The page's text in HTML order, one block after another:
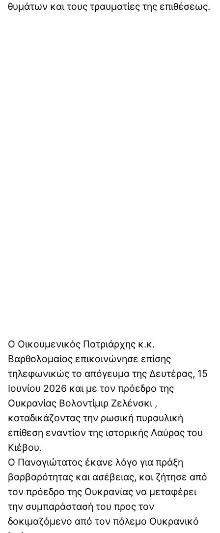
θυμάτων και τους τραυματίες της επιθέσεως.
Ο Οικουμενικός Πατριάρχης κ.κ.
Βαρθολομαίος επικοινώνησε επίσης
τηλεφωνικώς το απόγευμα της Δευτέρας, 15
Ιουνίου 2026 και με τον πρόεδρο της
Ουκρανίας Βολοντίμιρ Ζελένσκι ,
καταδικάζοντας την ρωσική πυραυλική
επίθεση εναντίον της ιστορικής Λαύρας του
Κιέβου.
Ο Παναγιώτατος έκανε λόγο για πράξη
βαρβαρότητας και ασέβειας, και ζήτησε από
τον πρόεδρο της Ουκρανίας να μεταφέρει
την συμπαράστασή του προς τον
δοκιμαζόμενο από τον πόλεμο Ουκρανικό